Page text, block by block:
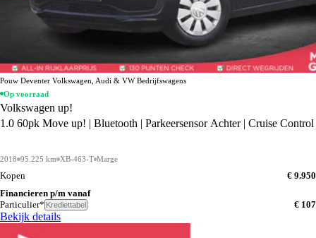
Pouw Deventer Volkswagen, Audi & VW Bedrijfswagens
Op voorraad
Volkswagen up!
1.0 60pk Move up! | Bluetooth | Parkeersensor Achter | Cruise Control
2018 95.225 km XB-463-T Marge
Kopen
€ 9.950
Financieren p/m vanaf
Particulier* Krediettabel € 107
Bekijk details